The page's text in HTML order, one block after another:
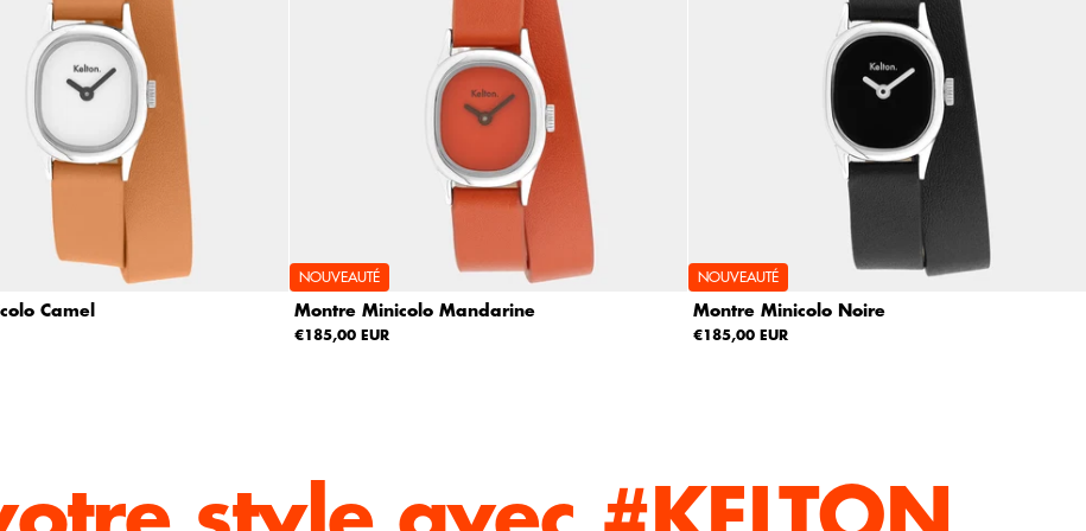
Camel
NOUVEAUTÉ
Montre Minicolo Mandarine
€185,00 EUR
NOUVEAUTÉ
Montre Minicolo Noire
€185,00 EUR